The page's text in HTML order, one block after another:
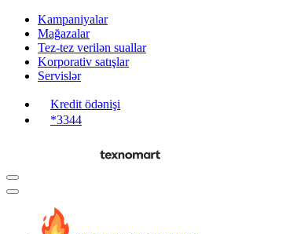
Kampaniyalar
Mağazalar
Tez-tez verilən suallar
Korporativ satışlar
Servislər
Kredit ödənişi
*3344